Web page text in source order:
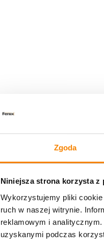
Zgoda
Niniejsza strona korzysta z
Wykorzystujemy pliki
ruch w naszej witrynie.
reklamowym i
uzyskanymi podczas